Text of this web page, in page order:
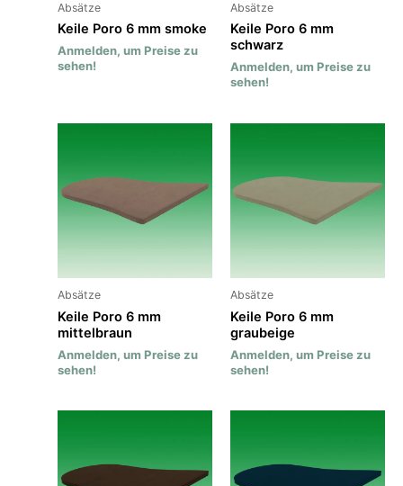
Absätze
Keile Poro 6 mm smoke
Anmelden, um Preise zu
sehen!
Absätze
Keile Poro 6 mm
schwarz
Anmelden, um Preise zu
sehen!
Absätze
Keile Poro 6 mm
mittelbraun
Anmelden, um Preise zu
sehen!
Absätze
Keile Poro 6 mm
graubeige
Anmelden, um Preise zu
sehen!